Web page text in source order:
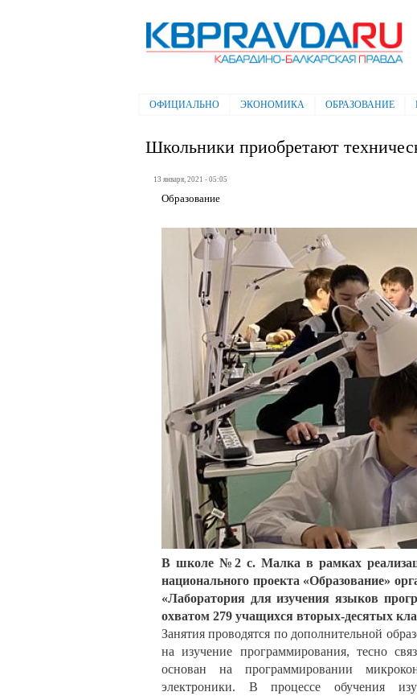
Электронная газета "Кабардино-
Балкарская правда"
Главное меню
ОФИЦИАЛЬНО ЭКОНОМИКА ОБРАЗОВАНИЕ
Школьники приобретают
13 января, 2021 - 05:05
Образование
В школе №2 с. Малка в рамках
национального проекта «Образование»
«Лаборатория для изучения языков
охватом 279 учащихся вторых-десятых
Занятия проводятся по дополнительной
на изучение программирования, тесно
основан на программировании
электроники. В процессе обучения